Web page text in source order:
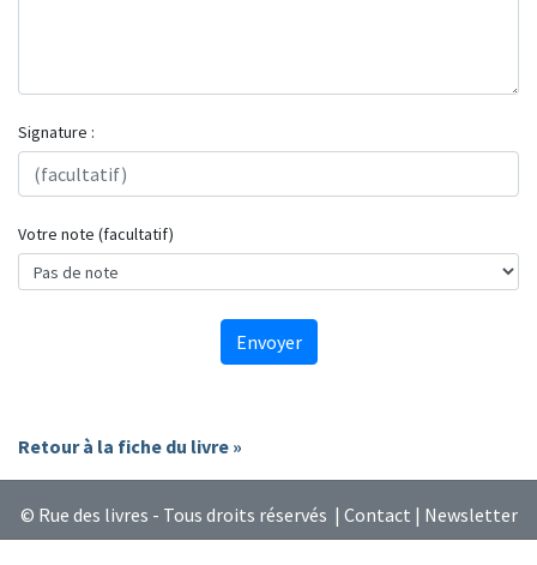
Signature :
Votre note (facultatif)
Envoyer
Retour à la fiche du livre »
© Rue des livres - Tous droits réservés | Contact | Newsletter